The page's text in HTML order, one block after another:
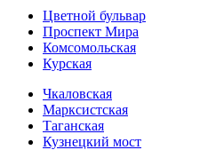
Цветной бульвар
Проспект Мира
Комсомольская
Курская
Чкаловская
Марксистская
Таганская
Кузнецкий мост